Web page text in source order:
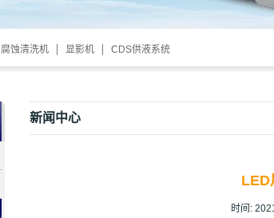
腐蚀清洗机 显影机 CDS供液系统
新闻中心
LED
时间: